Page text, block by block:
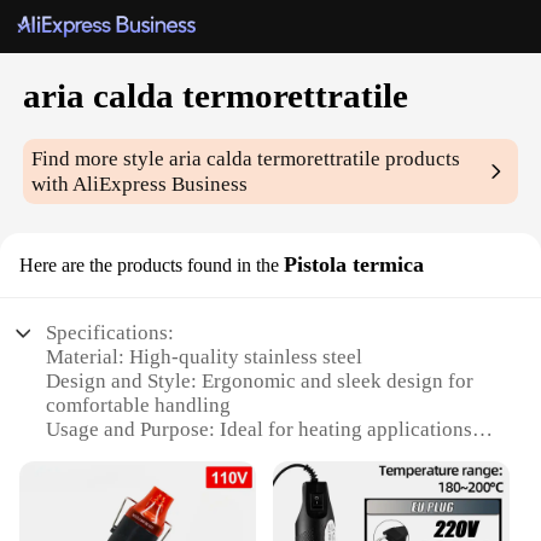
aria calda termorettratile
Find more stylearia calda termorettratile products
with AliExpress Business
Here are the products found in the Pistola termica
Specifications:
Material: High-quality stainless steel
Design and Style: Ergonomic and sleek design for
comfortable handling
Usage and Purpose: Ideal for heating applications in
Performance and Property: Efficient heat transfer
and durability
Parts and Accessories: Comes with a convenient